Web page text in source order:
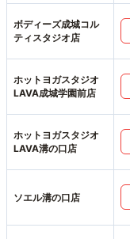
ボディーズ成城コル
ティスタジオ店
ホットヨガスタジオ
LAVA成城学園前店
ホットヨガスタジオ
LAVA溝の口店
ソエル溝の口店